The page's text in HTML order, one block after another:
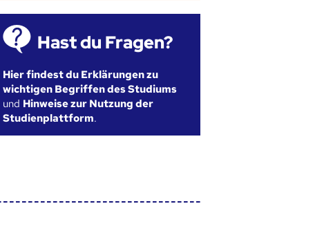
Hast du Fragen?
Hier findest du Erklärungen zu
wichtigen Begriffen des Studiums
und Hinweise zur Nutzung der
Studienplattform.